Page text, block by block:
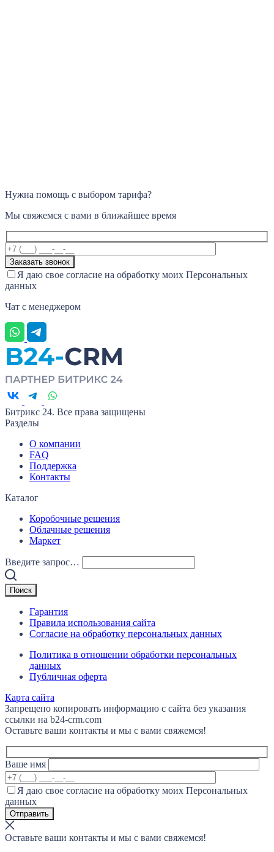
Нужна помощь с выбором тарифа?
Мы свяжемся с вами в ближайшее время
Я даю свое согласие на обработку моих Персональных
данных
Чат с менеджером
Битрикс 24. Все права защищены
Разделы
О компании
FAQ
Поддержка
Контакты
Каталог
Коробочные решения
Облачные решения
Маркет
Введите запрос…
Гарантия
Правила использования сайта
Согласие на обработку персональных данных
Политика в отношении обработки персональных
данных
Публичная оферта
Карта сайта
Запрещено копировать информацию с сайта без указания
ссылки на b24-crm.com
Оставьте ваши контакты и мы с вами свяжемся!
Ваше имя
Я даю свое согласие на обработку моих Персональных
данных
Оставьте ваши контакты и мы с вами свяжемся!